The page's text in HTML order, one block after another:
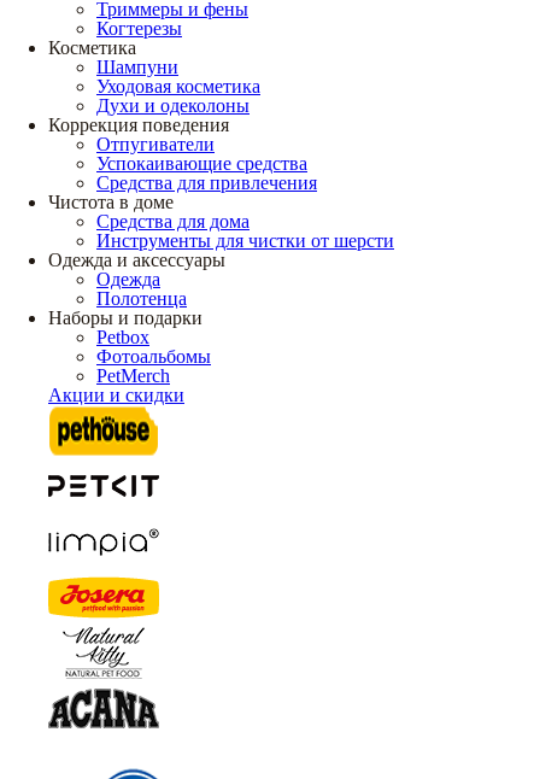
Триммеры и фены
Когтерезы
Косметика
Шампуни
Уходовая косметика
Духи и одеколоны
Коррекция поведения
Отпугиватели
Успокаивающие средства
Средства для привлечения
Чистота в доме
Средства для дома
Инструменты для чистки от шерсти
Одежда и аксессуары
Одежда
Полотенца
Наборы и подарки
Petbox
Фотоальбомы
PetMerch
Акции и скидки